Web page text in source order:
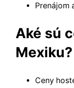
Prenájom
Aké sú
Mexiku?
Ceny